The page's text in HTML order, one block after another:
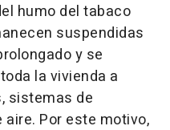
humo del tabaco
suspendidas
y se
la vivienda a
sistemas de
Por este motivo,